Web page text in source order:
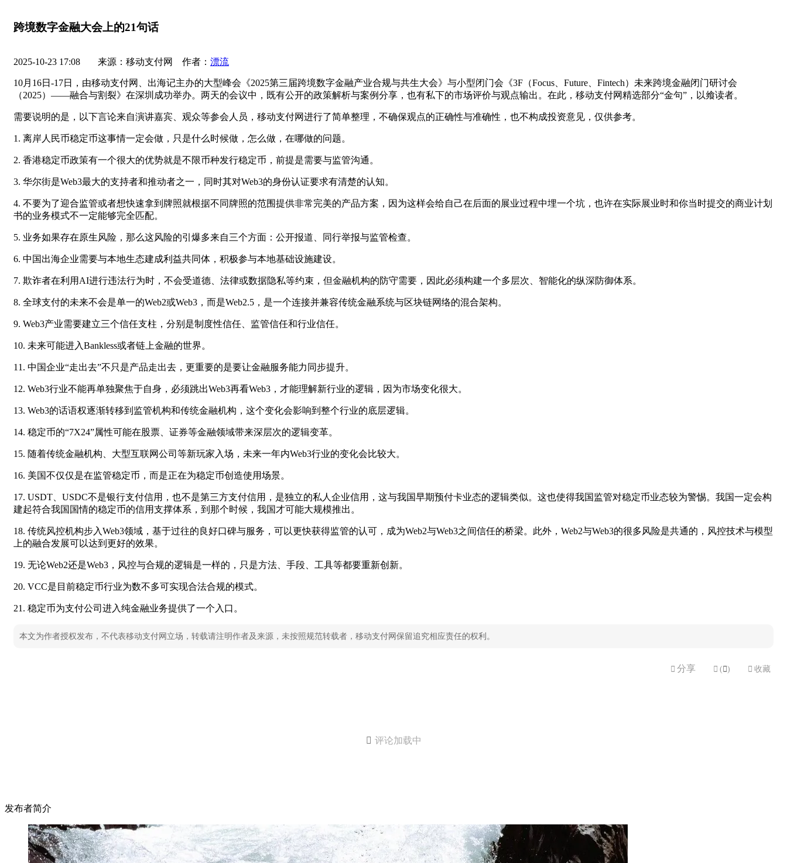
跨境数字金融大会上的21句话
2025-10-23 17:08 来源：移动支付网 作者： 漂流
10月16日-17日，由移动支付网、出海记主办的大型峰会《2025第三届跨境数字金融产业合规与共生大会》与小型闭门会《3F（Focus、Future、Fintech）未来跨境金融闭门研讨会
（2025）——融合与割裂》在深圳成功举办。两天的会议中，既有公开的政策解析与案例分享，也有私下的市场评价与观点输出。在此，移动支付网精选部分“金句”，以飨读者。
需要说明的是，以下言论来自演讲嘉宾、观众等参会人员，移动支付网进行了简单整理，不确保观点的正确性与准确性，也不构成投资意见，仅供参考。
1. 离岸人民币稳定币这事情一定会做，只是什么时候做，怎么做，在哪做的问题。
2. 香港稳定币政策有一个很大的优势就是不限币种发行稳定币，前提是需要与监管沟通。
3. 华尔街是Web3最大的支持者和推动者之一，同时其对Web3的身份认证要求有清楚的认知。
4. 不要为了迎合监管或者想快速拿到牌照就根据不同牌照的范围提供非常完美的产品方案，因为这样会给自己在后面的展业过程中埋一个坑，也许在实际展业时和你当时提交的商业计划
书的业务模式不一定能够完全匹配。
5. 业务如果存在原生风险，那么这风险的引爆多来自三个方面：公开报道、同行举报与监管检查。
6. 中国出海企业需要与本地生态建成利益共同体，积极参与本地基础设施建设。
7. 欺诈者在利用AI进行违法行为时，不会受道德、法律或数据隐私等约束，但金融机构的防守需要，因此必须构建一个多层次、智能化的纵深防御体系。
8. 全球支付的未来不会是单一的Web2或Web3，而是Web2.5，是一个连接并兼容传统金融系统与区块链网络的混合架构。
9. Web3产业需要建立三个信任支柱，分别是制度性信任、监管信任和行业信任。
10. 未来可能进入Bankless或者链上金融的世界。
11. 中国企业“走出去”不只是产品走出去，更重要的是要让金融服务能力同步提升。
12. Web3行业不能再单独聚焦于自身，必须跳出Web3再看Web3，才能理解新行业的逻辑，因为市场变化很大。
13. Web3的话语权逐渐转移到监管机构和传统金融机构，这个变化会影响到整个行业的底层逻辑。
14. 稳定币的“7X24”属性可能在股票、证券等金融领域带来深层次的逻辑变革。
15. 随着传统金融机构、大型互联网公司等新玩家入场，未来一年内Web3行业的变化会比较大。
16. 美国不仅仅是在监管稳定币，而是正在为稳定币创造使用场景。
17. USDT、USDC不是银行支付信用，也不是第三方支付信用，是独立的私人企业信用，这与我国早期预付卡业态的逻辑类似。这也使得我国监管对稳定币业态较为警惕。我国一定会构
建起符合我国国情的稳定币的信用支撑体系，到那个时候，我国才可能大规模推出。
18. 传统风控机构步入Web3领域，基于过往的良好口碑与服务，可以更快获得监管的认可，成为Web2与Web3之间信任的桥梁。此外，Web2与Web3的很多风险是共通的，风控技术与模型
上的融合发展可以达到更好的效果。
19. 无论Web2还是Web3，风控与合规的逻辑是一样的，只是方法、手段、工具等都要重新创新。
20. VCC是目前稳定币行业为数不多可实现合法合规的模式。
21. 稳定币为支付公司进入纯金融业务提供了一个入口。
本文为作者授权发布，不代表移动支付网立场，转载请注明作者及来源，未按照规范转载者，移动支付网保留追究相应责任的权利。
 分享  ( )  收藏
 评论加载中
发布者简介